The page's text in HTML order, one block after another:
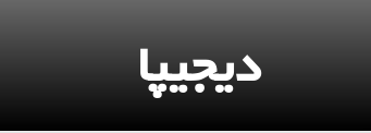
دیجیپا